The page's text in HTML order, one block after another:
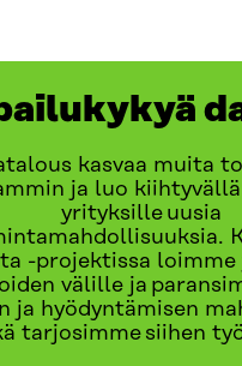
kasvaa muita
ja luo
yrityksille uusia
-projektissa loimme
välille ja
ja hyödyntämisen
tarjosimme siihen